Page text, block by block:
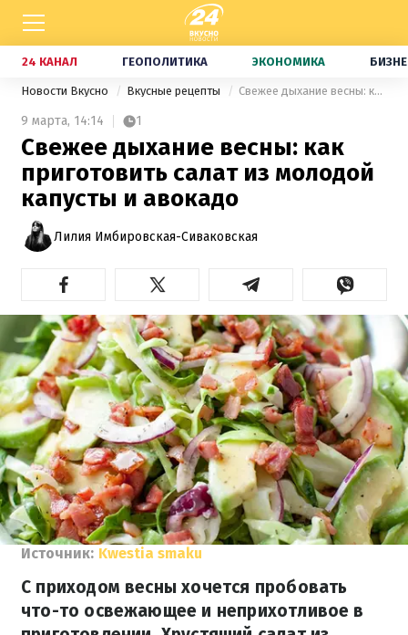
24 КАНАЛ ГЕОПОЛИТИКА ЭКОНОМИКА
Новости Вкусно Вкусные рецепты Свежее дыхание весны: как приготовить салат из молодой капусты и авокадо
9 марта, 14:14 1
Свежее дыхание весны: как
приготовить салат из молодой
капусты и авокадо
Лилия Имбировская-Сиваковская
Источник: Kwestia smaku
С приходом весны хочется пробовать
что-то освежающее и неприхотливое в